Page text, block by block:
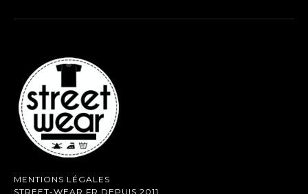
MENTIONS LÉGALES
STREET-WEAR.FR DEPUIS 2011